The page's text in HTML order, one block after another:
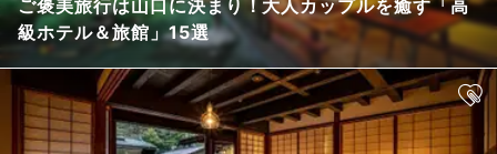
ご褒美旅行は山口に決まり！大人カップルを癒す「高
級ホテル＆旅館」15選